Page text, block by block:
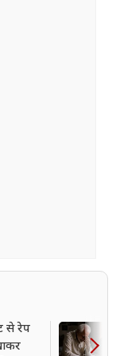
से रेप